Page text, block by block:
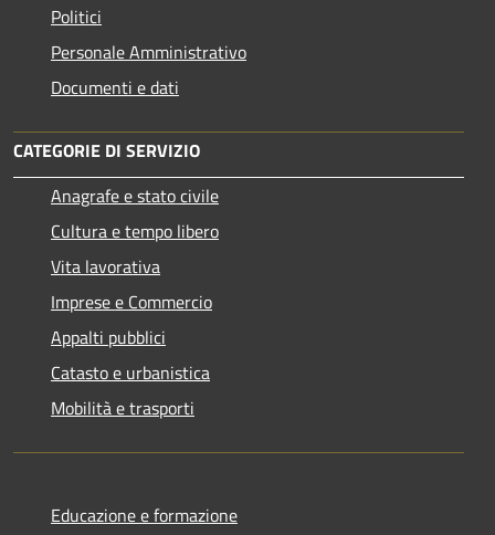
Politici
Personale Amministrativo
Documenti e dati
CATEGORIE DI SERVIZIO
Anagrafe e stato civile
Cultura e tempo libero
Vita lavorativa
Imprese e Commercio
Appalti pubblici
Catasto e urbanistica
Mobilità e trasporti
Educazione e formazione